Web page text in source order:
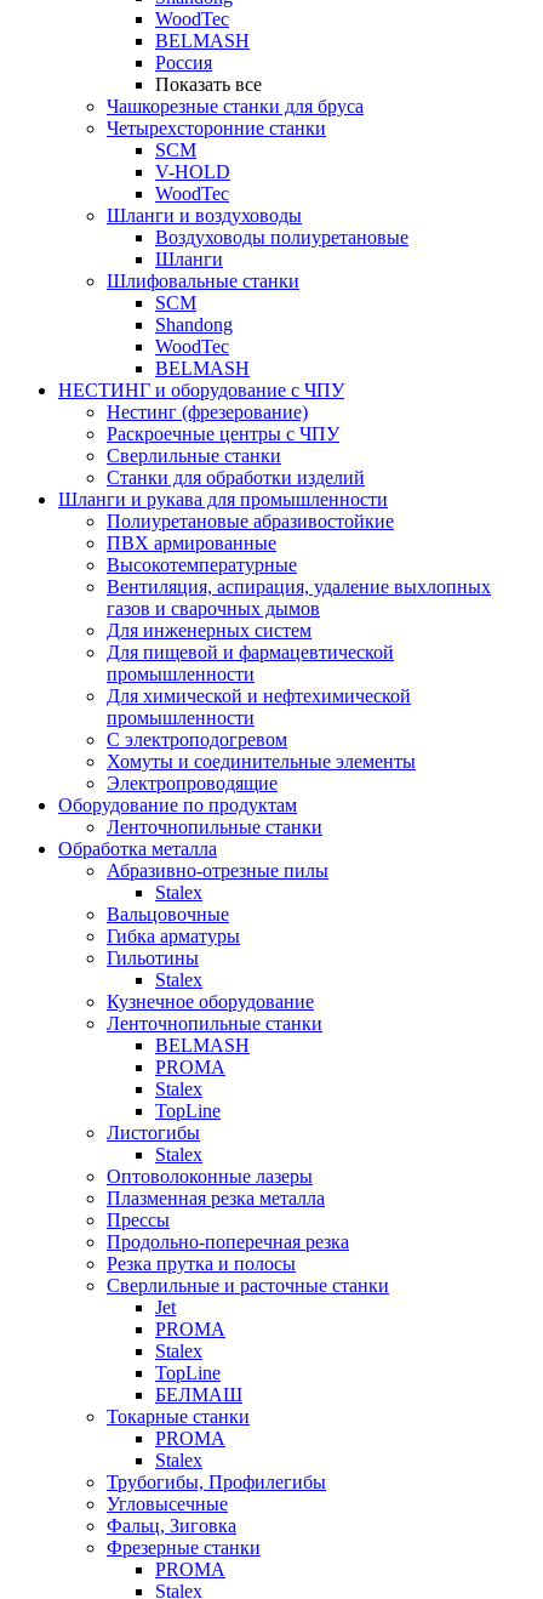
WoodTec
BELMASH
Россия
Показать все
Чашкорезные станки для бруса
Четырехсторонние станки
SCM
V-HOLD
WoodTec
Шланги и воздуховоды
Воздуховоды полиуретановые
Шланги
Шлифовальные станки
SCM
Shandong
WoodTec
BELMASH
НЕСТИНГ и оборудование с ЧПУ
Нестинг (фрезерование)
Раскроечные центры с ЧПУ
Сверлильные станки
Станки для обработки изделий
Шланги и рукава для промышленности
Полиуретановые абразивостойкие
ПВХ армированные
Высокотемпературные
Вентиляция, аспирация, удаление выхлопных
газов и сварочных дымов
Для инженерных систем
Для пищевой и фармацевтической
промышленности
Для химической и нефтехимической
промышленности
С электроподогревом
Хомуты и соединительные элементы
Электропроводящие
Оборудование по продуктам
Ленточнопильные станки
Обработка металла
Абразивно-отрезные пилы
Stalex
Вальцовочные
Гибка арматуры
Гильотины
Stalex
Кузнечное оборудование
Ленточнопильные станки
BELMASH
PROMA
Stalex
TopLine
Листогибы
Stalex
Оптоволоконные лазеры
Плазменная резка металла
Прессы
Продольно-поперечная резка
Резка прутка и полосы
Сверлильные и расточные станки
Jet
PROMA
Stalex
TopLine
БЕЛМАШ
Токарные станки
PROMA
Stalex
Трубогибы, Профилегибы
Угловысечные
Фальц, Зиговка
Фрезерные станки
PROMA
Stalex